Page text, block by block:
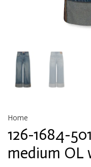
Home
126-1684-
medium OL